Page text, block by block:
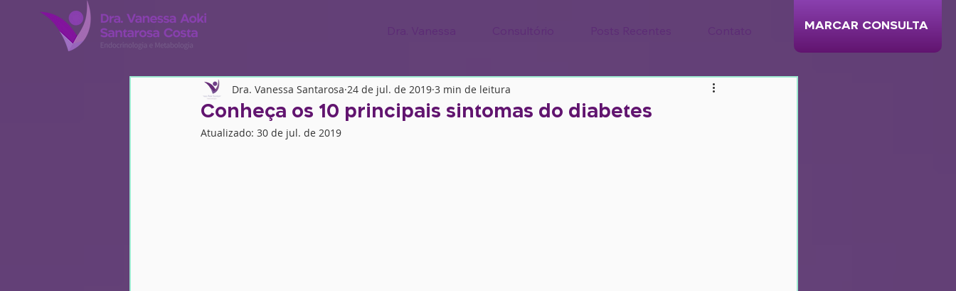
MARCAR CONSULTA
Conheça os 10 principais sintomas do diabetes
Dra. Vanessa Santarosa 24 de jul. de 2019 3 min de leitura
Atualizado: 30 de jul. de 2019